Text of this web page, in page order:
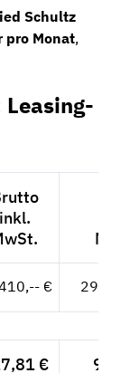
Schultz
pro Monat,
inkl.
€
€ 99,--